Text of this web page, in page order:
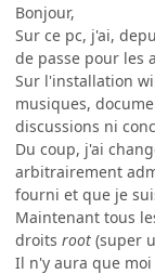
Bonjour,
Sur ce pc, j'ai,
de passe pour les
Sur l'installation
musiques,
discussions ni
Du coup, j'ai
arbitrairement
fourni et que je
Maintenant tous
droits root (super
Il n'y aura que